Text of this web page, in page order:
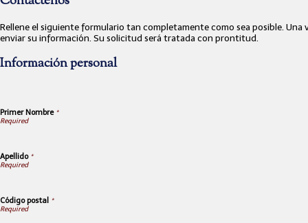
Rellene el siguiente formulario tan completamente como sea posible.
enviar su información. Su solicitud será tratada con prontitud.
Información personal
Primer Nombre *
Apellido*
Código postal *